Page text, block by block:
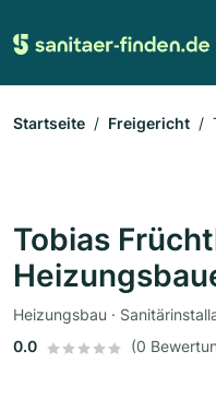
Startseite Freigericht
Tobias
Heizungsbau ·
0.0
(0